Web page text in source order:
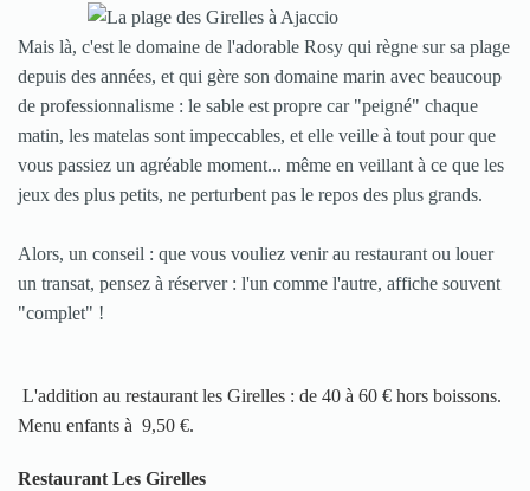
Mais là, c'est le domaine de l'adorable Rosy qui règne sur sa plage
depuis des années, et qui gère son domaine marin avec beaucoup
de professionnalisme : le sable est propre car "peigné" chaque
matin, les matelas sont impeccables, et elle veille à tout pour que
vous passiez un agréable moment... même en veillant à ce que les
jeux des plus petits, ne perturbent pas le repos des plus grands.
Alors, un conseil : que vous vouliez venir au restaurant ou louer
un transat, pensez à réserver : l'un comme l'autre, affiche souvent
"complet" !
L'addition au restaurant les Girelles : de 40 à 60 € hors boissons.
Menu enfants à 9,50 €.
Restaurant Les Girelles